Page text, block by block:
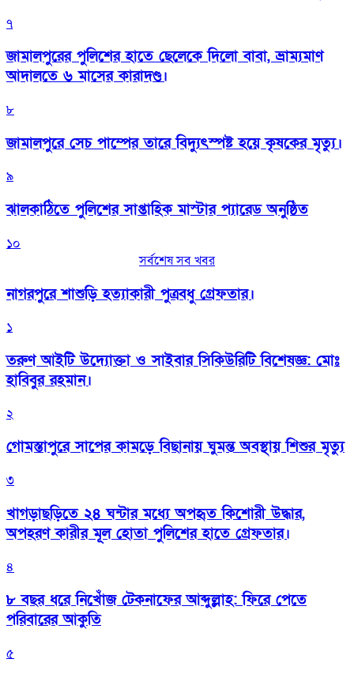
৭
জামালপুরের পুলিশের হাতে ছেলেকে দিলো বাবা, ভ্রাম্যমাণ
আদালতে ৬ মাসের কারাদণ্ড।
৮
জামালপুরে সেচ পাম্পের তারে বিদ্যুৎস্পষ্ট হয়ে কৃষকের মৃত্যু।
৯
‎ঝালকাঠিতে পুলিশের সাপ্তাহিক মাস্টার প্যারেড অনুষ্ঠিত
১০
সর্বশেষ সব খবর
নাগরপুরে শাশুড়ি হত্যাকারী পুত্রবধু গ্রেফতার।
১
তরুণ আইটি উদ্যোক্তা ও সাইবার সিকিউরিটি বিশেষজ্ঞ: মোঃ
হাবিবুর রহমান।
২
গোমস্তাপুরে সাপের কামড়ে বিছানায় ঘুমন্ত অবস্থায় শিশুর মৃত্যু
৩
খাগড়াছড়িতে ২৪ ঘন্টার মধ্যে অপহৃত কিশোরী উদ্ধার,
অপহরণ কারীর মূল হোতা পুলিশের হাতে গ্রেফতার।
৪
৮ বছর ধরে নিখোঁজ টেকনাফের আব্দুল্লাহ: ফিরে পেতে
পরিবারের আকুতি
৫